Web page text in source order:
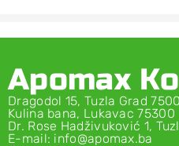
Apomax
Dragodol 15, Tuzla Grad
Kulina bana, Lukavac 75300
Dr. Rose Hadživuković 1,
E-mail: info@apomax.ba